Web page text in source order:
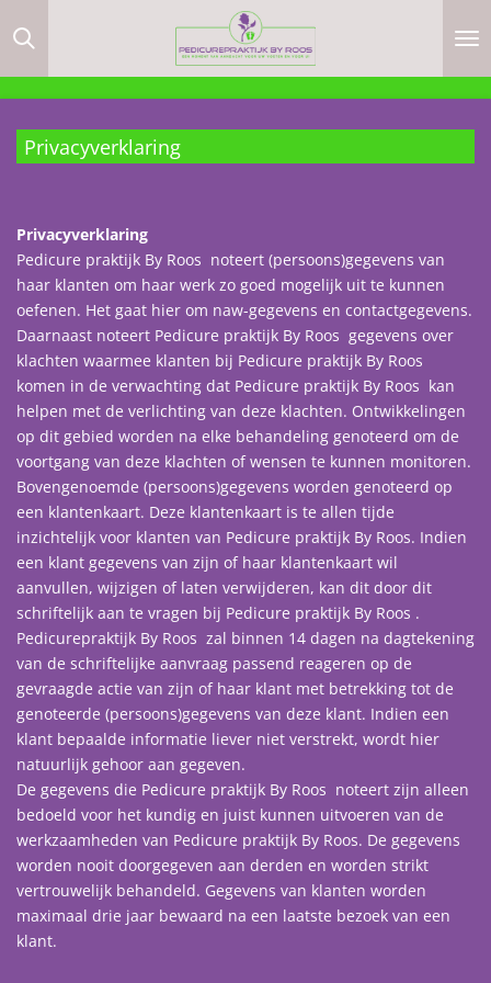
direct
de
Privacyverklaring
Privacyverklaring
Pedicure praktijk By Roos noteert (persoons)gegevens van
haar klanten om haar werk zo goed mogelijk uit te kunnen
oefenen. Het gaat hier om naw-gegevens en contactgegevens.
Daarnaast noteert Pedicure praktijk By Roos gegevens over
klachten waarmee klanten bij Pedicure praktijk By Roos
komen in de verwachting dat Pedicure praktijk By Roos kan
helpen met de verlichting van deze klachten. Ontwikkelingen
op dit gebied worden na elke behandeling genoteerd om de
voortgang van deze klachten of wensen te kunnen monitoren.
Bovengenoemde (persoons)gegevens worden genoteerd op
een klantenkaart. Deze klantenkaart is te allen tijde
inzichtelijk voor klanten van Pedicure praktijk By Roos. Indien
een klant gegevens van zijn of haar klantenkaart wil
aanvullen, wijzigen of laten verwijderen, kan dit door dit
schriftelijk aan te vragen bij Pedicure praktijk By Roos .
Pedicurepraktijk By Roos zal binnen 14 dagen na dagtekening
van de schriftelijke aanvraag passend reageren op de
gevraagde actie van zijn of haar klant met betrekking tot de
genoteerde (persoons)gegevens van deze klant. Indien een
klant bepaalde informatie liever niet verstrekt, wordt hier
natuurlijk gehoor aan gegeven.
De gegevens die Pedicure praktijk By Roos noteert zijn alleen
bedoeld voor het kundig en juist kunnen uitvoeren van de
werkzaamheden van Pedicure praktijk By Roos. De gegevens
worden nooit doorgegeven aan derden en worden strikt
vertrouwelijk behandeld. Gegevens van klanten worden
maximaal drie jaar bewaard na een laatste bezoek van een
klant.